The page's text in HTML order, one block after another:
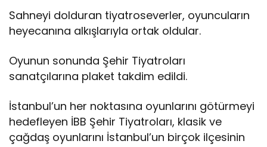
Sahneyi dolduran tiyatroseverler, oyuncuların
heyecanına alkışlarıyla ortak oldular.
Oyunun sonunda Şehir Tiyatroları
sanatçılarına plaket takdim edildi.
İstanbul’un her noktasına oyunlarını götürmeyi
hedefleyen İBB Şehir Tiyatroları, klasik ve
çağdaş oyunlarını İstanbul’un birçok ilçesinin